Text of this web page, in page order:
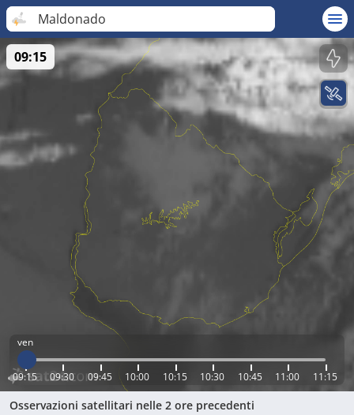
Maldonado
ven
09:15 09:30 09:45 10:00 10:15 10:30 10:45 11:00 11:15
09:15
Osservazioni satellitari nelle 2 ore precedenti